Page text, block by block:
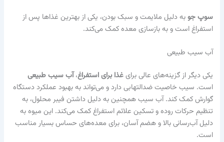
سوپ جوبه دلیل ملایمت و سبک بودن، یکی از بهترین غذاها پس از
استفراغ است و به بازسازی معده کمک می‌کند.
آب سیب طبیعی
یکی دیگر از گزینه‌های عالی برایغذا برای استفراغ،آب سیب طبیعی
است. سیب خاصیت ضدالتهابی دارد و می‌تواند به بهبود عملکرد دستگاه
گوارش کمک کند. آب سیب همچنین به دلیل داشتن فیبر محلول، به
تنظیم حرکات روده و تسکین علائم استفراغ کمک می‌کند. این میوه به
دلیل آب‌رسانی بالا و هضم آسان، برای معده‌های حساس بسیار مناسب
است.